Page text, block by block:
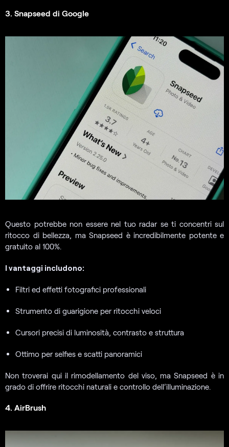
3. Snapseed di Google
Questo potrebbe non essere nel tuo radar se ti concentri sul
ritocco di bellezza, ma Snapseed è incredibilmente potente e
gratuito al 100%.
I vantaggi includono:
Filtri ed effetti fotografici professionali
Strumento di guarigione per ritocchi veloci
Cursori precisi di luminosità, contrasto e struttura
Ottimo per selfies e scatti panoramici
Non troverai qui il rimodellamento del viso, ma Snapseed è in
grado di offrire ritocchi naturali e controllo dell’illuminazione.
4. AirBrush